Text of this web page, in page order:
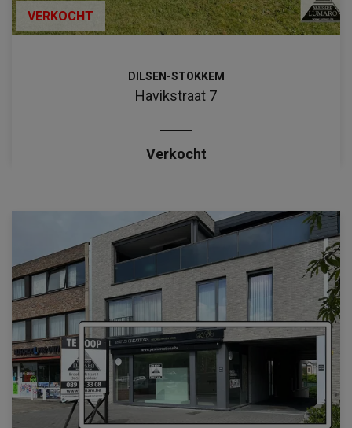
VERKOCHT
DILSEN-STOKKEM
Havikstraat 7
Verkocht